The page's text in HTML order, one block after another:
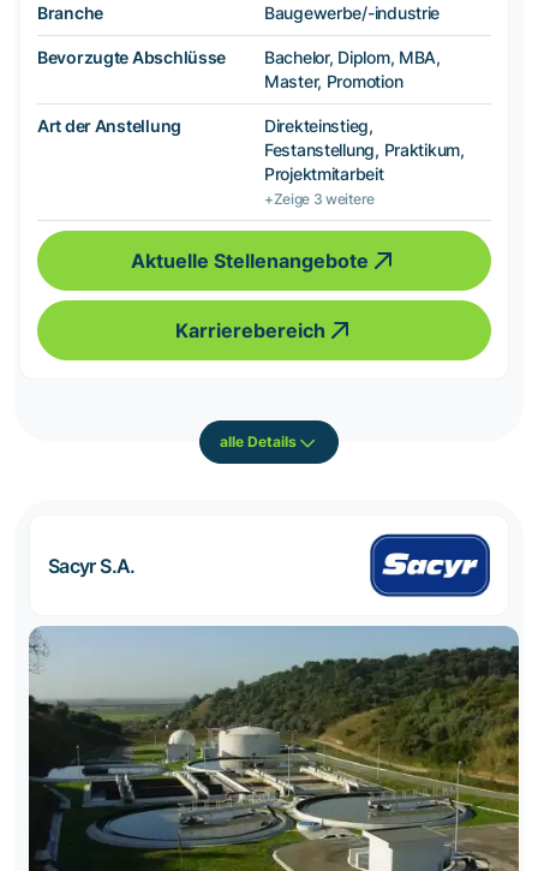
Branche Baugewerbe/-industrie
Bevorzugte Abschlüsse
Bachelor, Diplom, MBA,
Master, Promotion
Art der Anstellung
Direkteinstieg,
Festanstellung, Praktikum,
Projektmitarbeit
+Zeige 3 weitere
Aktuelle Stellenangebote
Karrierebereich
alle Details
Sacyr S.A.